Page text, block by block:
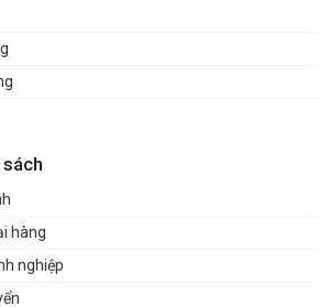
hàng
nghiệp